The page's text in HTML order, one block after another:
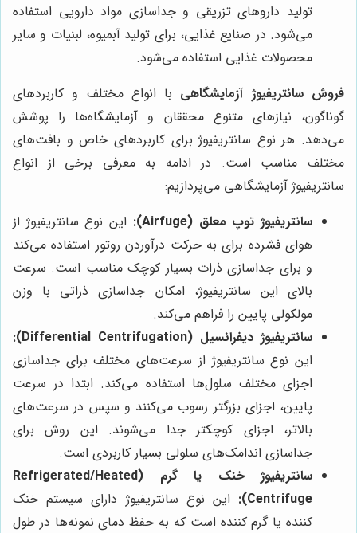
تولید داروهای تزریقی و جداسازی مواد دارویی استفاده
می‌شود. در صنایع غذایی، برای تولید آبمیوه، لبنیات و سایر
محصولات غذایی استفاده می‌شود.
فروش سانتریفیوژ آزمایشگاهی با انواع مختلف و کاربردهای
گوناگون، نیازهای متنوع محققان و آزمایشگاه‌ها را پوشش
می‌دهد. هر نوع سانتریفیوژ برای کاربردهای خاص و بافت‌های
مختلف مناسب است. در ادامه به معرفی برخی از انواع
سانتریفیوژ آزمایشگاهی می‌پردازیم:
سانتریفیوژ توپ معلق (Airfuge):
این نوع سانتریفیوژ از
هوای فشرده برای به حرکت درآوردن روتور استفاده می‌کند
و برای جداسازی ذرات بسیار کوچک مناسب است. سرعت
بالای این سانتریفیوژ، امکان جداسازی ذراتی با وزن
مولکولی پایین را فراهم می‌کند.
سانتریفیوژ دیفرانسیل (Differential Centrifugation):
این نوع سانتریفیوژ از سرعت‌های مختلف برای جداسازی
اجزای مختلف سلول‌ها استفاده می‌کند. ابتدا در سرعت
پایین، اجزای بزرگتر رسوب می‌کنند و سپس در سرعت‌های
بالاتر، اجزای کوچکتر جدا می‌شوند. این روش برای
جداسازی اندامک‌های سلولی بسیار کاربردی است.
سانتریفیوژ خنک یا گرم (Refrigerated/Heated
Centrifuge):
این نوع سانتریفیوژ دارای سیستم خنک
کننده یا گرم کننده است که به حفظ دمای نمونه‌ها در طول